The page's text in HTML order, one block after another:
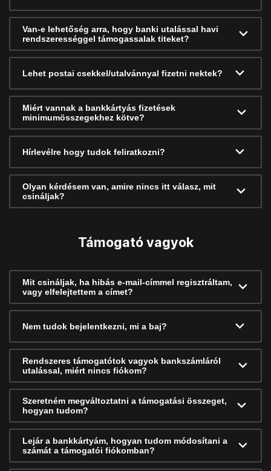
Van-e lehetőség arra, hogy banki utalással havi
rendszerességgel támogassalak titeket?
Lehet postai csekkel/utalvánnyal fizetni nektek?
Miért vannak a bankkártyás fizetések
minimumösszegekhez kötve?
Hírlevélre hogy tudok feliratkozni?
Olyan kérdésem van, amire nincs itt válasz, mit
csináljak?
Támogató vagyok
Mit csináljak, ha hibás e-mail-címmel regisztráltam,
vagy elfelejtettem a címet?
Nem tudok bejelentkezni, mi a baj?
Rendszeres támogatótok vagyok bankszámláról
utalással, miért nincs fiókom?
Szeretném megváltoztatni a támogatási összeget,
hogyan tudom?
Lejár a bankkártyám, hogyan tudom módosítani a
számát a támogatói fiókomban?